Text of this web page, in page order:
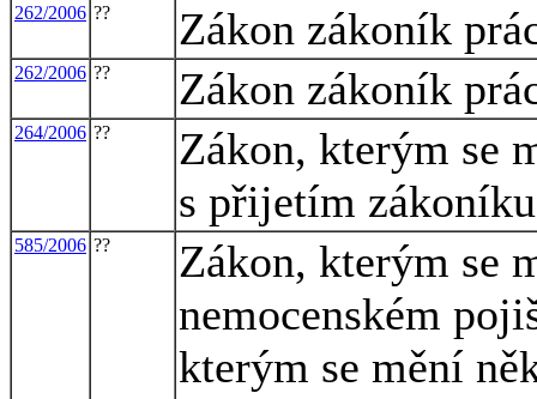
262/2006 ?? Zákon zákoník
262/2006 ?? Zákon zákoník
264/2006 ??
Zákon, kterým se
s přijetím
585/2006 ??
Zákon, kterým se
nemocenském
kterým se mění